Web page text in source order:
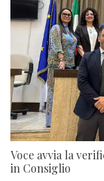
Voce avvia la
in Consiglio